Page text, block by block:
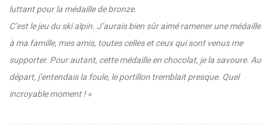
luttant pour la médaille de bronze.
C’est le jeu du ski alpin. J’aurais bien sûr aimé ramener une médaille
à ma famille, mes amis, toutes celles et ceux qui sont venus me
supporter. Pour autant, cette médaille en chocolat, je la savoure. Au
départ, j’entendais la foule, le portillon tremblait presque. Quel
incroyable moment ! »